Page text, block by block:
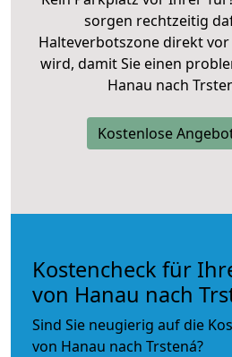
sorgen rechtzeitig
Halteverbotszone direkt
wird, damit Sie einen
Hanau nach
Kostenlose
Kostencheck für
von Hanau nach
Sind Sie neugierig auf die
von Hanau nach Trstená?